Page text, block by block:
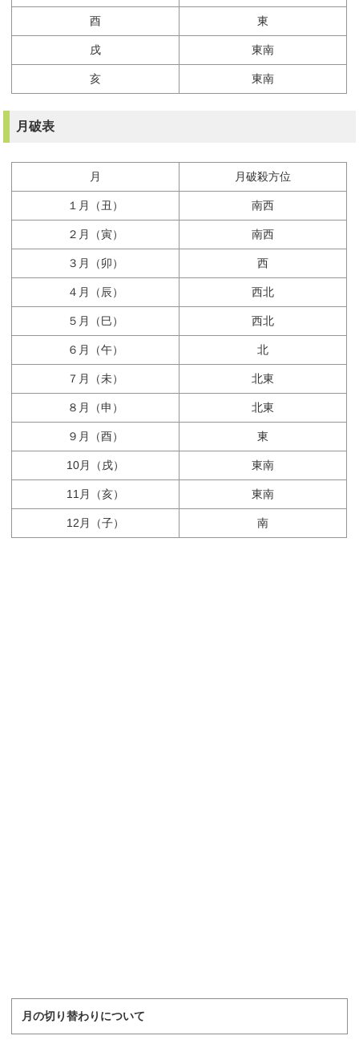
酉 東
戌 東南
亥 東南
月破表
月 月破殺方位
１月（丑） 南西
２月（寅） 南西
３月（卯） 西
４月（辰） 西北
５月（巳） 西北
６月（午） 北
７月（未） 北東
８月（申） 北東
９月（酉） 東
10月（戌） 東南
11月（亥） 東南
12月（子） 南
月の切り替わりについて